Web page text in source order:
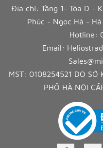
Địa chỉ: Tầng 1- Tòa D -
Phúc - Ngọc Hà -
Hotline:
Email:
MST: 0108254521 DO SỞ
PHỐ HÀ NỘI